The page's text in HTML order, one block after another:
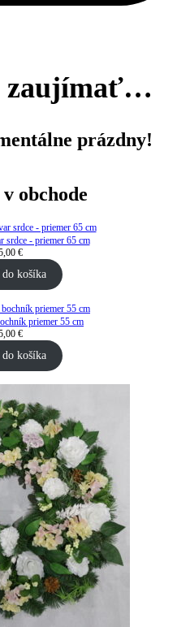
zaujímať…
prázdny!
obchode
srdce - priemer 65 cm
€
košíka
priemer 55 cm
€
košíka